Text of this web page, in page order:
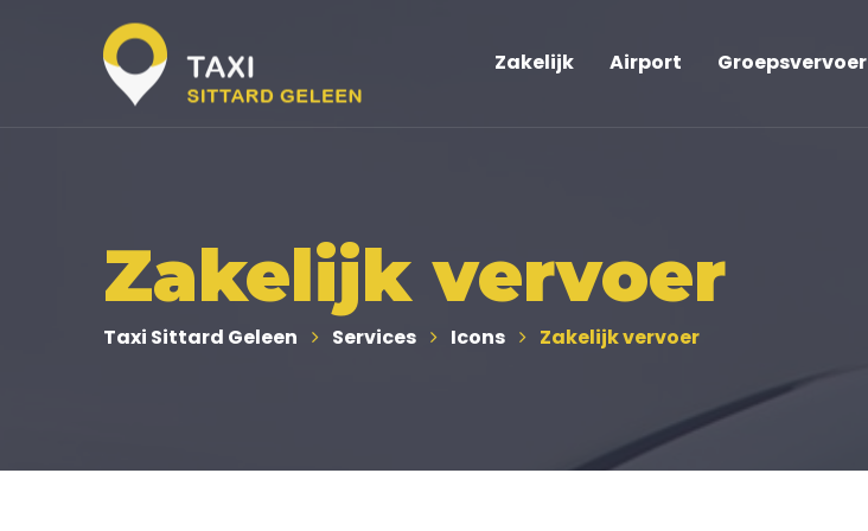
Zakelijk Airport Groepsvervoer
Zakelijk vervoer
Taxi Sittard Geleen Services Icons Zakelijk vervoer